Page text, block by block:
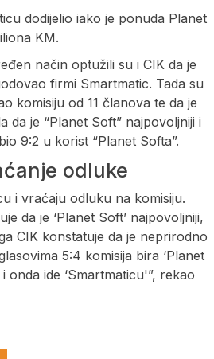
dodijelio iako je ponuda Planet
KM.
način optužili su i CIK da je
firmi Smartmatic. Tada su
komisiju od 11 članova te da je
da je “Planet Soft” najpovoljniji i
9:2 u korist “Planet Softa”.
odluke
i vraćaju odluku na komisiju.
da je ‘Planet Soft’ najpovoljniji,
CIK konstatuje da je neprirodno
5:4 komisija bira ‘Planet
onda ide ‘Smartmaticu'”, rekao